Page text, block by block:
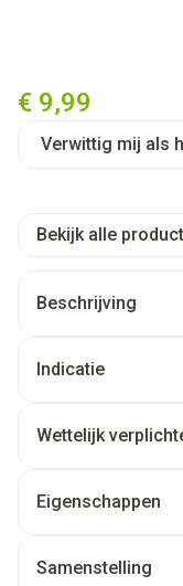
€ 9,99
Verwittig mij als
Bekijk alle
Beschrijving
Indicatie
Wettelijk
Eigenschappen
Samenstelling